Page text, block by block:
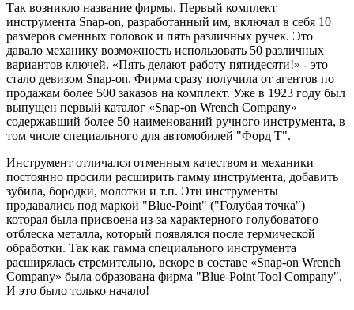
Так возникло название фирмы. Первый комплект
инструмента Snap-on, разработанный им, включал в себя 10
размеров сменных головок и пять различных ручек. Это
давало механику возможность использовать 50 различных
вариантов ключей. «Пять делают работу пятидесяти!» - это
стало девизом Snap-on. Фирма сразу получила от агентов по
продажам более 500 заказов на комплект. Уже в 1923 году был
выпущен первый каталог «Snap-on Wrench Company»
содержавший более 50 наименований ручного инструмента, в
том числе специального для автомобилей "Форд Т".
Инструмент отличался отменным качеством и механики
постоянно просили расширить гамму инструмента, добавить
зубила, бородки, молотки и т.п. Эти инструменты
продавались под маркой "Blue-Point" ("Голубая точка")
которая была присвоена из-за характерного голубоватого
отблеска металла, который появлялся после термической
обработки. Так как гамма специального инструмента
расширялась стремительно, вскоре в составе «Snap-on Wrench
Company» была образована фирма "Blue-Point Tool Company".
И это было только начало!